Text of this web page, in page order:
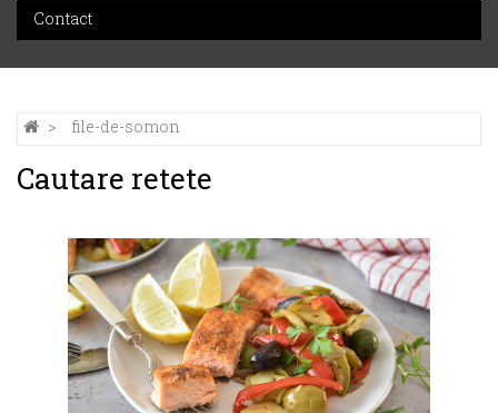
Contact
file-de-somon
Cautare retete